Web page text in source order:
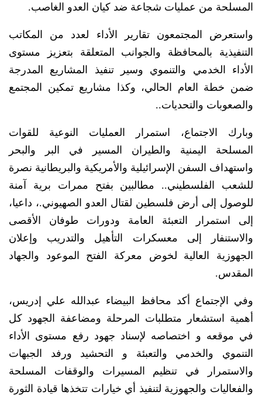
المسلحة من عمليات شجاعة ضد كيان العدو الغاصب.
واستعرض المجتمعون تقارير الأداء لعدد من المكاتب
التنفيذية بالمحافظة والجوانب المتعلقة بتعزيز مستوى
الأداء الخدمي والتنموي وسير تنفيذ المشاريع المدرجة
ضمن خطة العام الحالي، وكذا مشاريع تمكين المجتمع
والصعوبات والتحديات..
وبارك الاجتماع، استمرار العمليات النوعية للقوات
المسلحة اليمنية والطيران المسير في البر والبحر
واستهداف السفن الإسرائيلية والأمريكية والبريطانية نصرة
للشعب الفلسطيني.. مطالبين بفتح ممرات برية آمنة
للوصول إلى أرض فلسطين لقتال العدو الصهيوني.، داعيا،
إلى استمرار التعبئة العامة ودورات طوفان الأقصى
والاستنفار إلى معسكرات التأهيل والتدريب وإعلان
الجهوزية العالية لخوض معركة الفتح الموعود والجهاد
المقدس.
وفي الإجتماع أكد محافظ البيضاء عبدالله علي إدريس،
أهمية استشعار متطلبات المرحلة ومضاعفة الجهود كل
في موقعه و اختصاصه لإسناد جهود رفع مستوى الأداء
التنموي والخدمي والتعبئة و التحشيد ورفد الجبهات
والاستمرار في تنظيم المسيرات والوقفات المسلحة
والفعاليات والجهوزية لتنفيذ أي خيارات تتخذها قيادة الثورة